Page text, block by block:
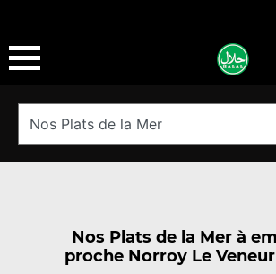
Nos Plats de la Mer à
proche Norroy Le Veneur